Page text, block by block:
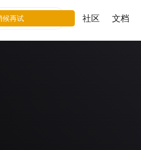
社区 文档
候再试